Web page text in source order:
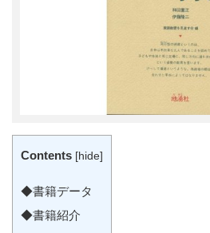
Contents [hide]
◆書籍データ
◆書籍紹介